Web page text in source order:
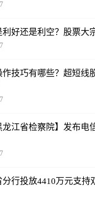
好还是利空？股票大
技巧有哪些？超短线
江省检察院】发布电
行投放4410万元支持